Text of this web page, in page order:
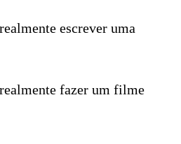
escrever uma
fazer um filme